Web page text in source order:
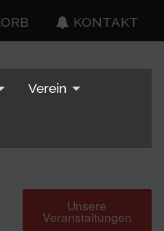
KONTAKT
Verein
Unsere
Veranstaltungen